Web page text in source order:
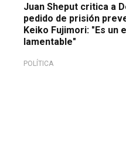
Juan Sheput critica a
pedido de prisión
Keiko Fujimori: "Es un
lamentable"
POLÍTICA